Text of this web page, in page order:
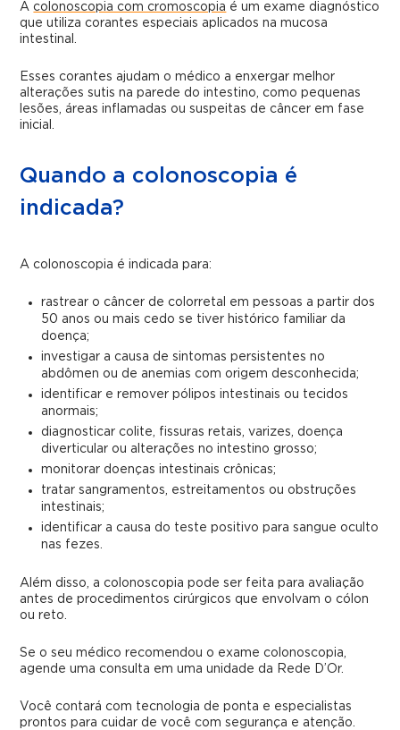
A colonoscopia com cromoscopia é um exame diagnóstico
que utiliza corantes especiais aplicados na mucosa
intestinal.
Esses corantes ajudam o médico a enxergar melhor
alterações sutis na parede do intestino, como pequenas
lesões, áreas inflamadas ou suspeitas de câncer em fase
inicial.
Quando a colonoscopia é
indicada?
A colonoscopia é indicada para:
rastrear o câncer de colorretal em pessoas a partir dos
50 anos ou mais cedo se tiver histórico familiar da
doença;
investigar a causa de sintomas persistentes no
abdômen ou de anemias com origem desconhecida;
identificar e remover pólipos intestinais ou tecidos
anormais;
diagnosticar colite, fissuras retais, varizes, doença
diverticular ou alterações no intestino grosso;
monitorar doenças intestinais crônicas;
tratar sangramentos, estreitamentos ou obstruções
intestinais;
identificar a causa do teste positivo para sangue oculto
nas fezes.
Além disso, a colonoscopia pode ser feita para avaliação
antes de procedimentos cirúrgicos que envolvam o cólon
ou reto.
Se o seu médico recomendou o exame colonoscopia,
agende uma consulta em uma unidade da Rede D’Or.
Você contará com tecnologia de ponta e especialistas
prontos para cuidar de você com segurança e atenção.